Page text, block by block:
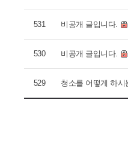
531 비공개 글입니다.
530 비공개 글입니다.
529 청소를 어떻게 하시